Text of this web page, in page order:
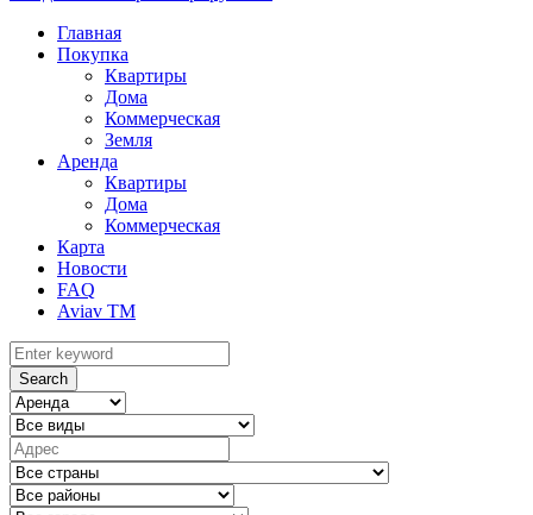
Главная
Покупка
Квартиры
Дома
Коммерческая
Земля
Аренда
Квартиры
Дома
Коммерческая
Карта
Новости
FAQ
Aviav TM
Search